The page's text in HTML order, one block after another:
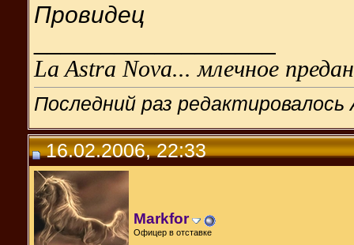
Провидец
La Astra Nova... млечное
Последний раз
16.02.2006, 22:33
Markfor
Офицер в отставке